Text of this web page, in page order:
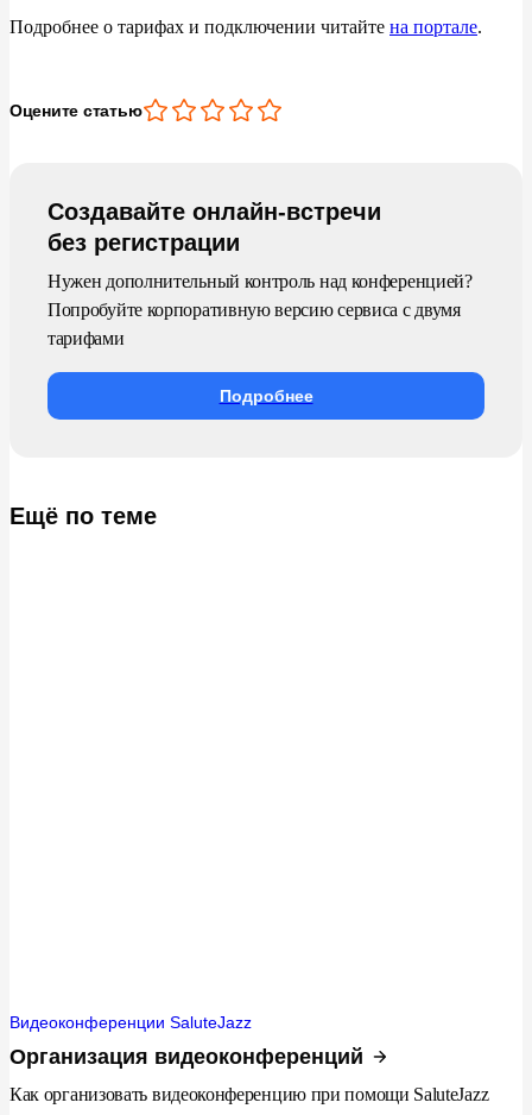
Подробнее о тарифах и подключении читайте на портале.
Оцените статью
Создавайте онлайн-встречи
без регистрации
Нужен дополнительный контроль над конференцией?
Попробуйте корпоративную версию сервиса с двумя
тарифами
Подробнее
Ещё по теме
Видеоконференции SaluteJazz
Организация видеоконференций
Как организовать видеоконференцию при помощи SaluteJazz